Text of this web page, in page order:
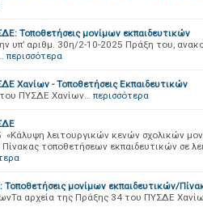
Τοποθετήσεις μονίμων εκπαιδευτικών
υπ’ αριθμ. 30η/2-10-2025 Πράξη του,
περισσότερα
Χανίων - Τοποθετήσεις Εκπαιδευτικών
ΠΥΣΔΕ Χανίων… περισσότερα
λειτουργικών κενών σχολικών
τοποθετήσεων εκπαιδευτικών σε
μονίμων εκπαιδευτικών/
αρχεία της Πράξης 34 του ΠΥΣΔΕ